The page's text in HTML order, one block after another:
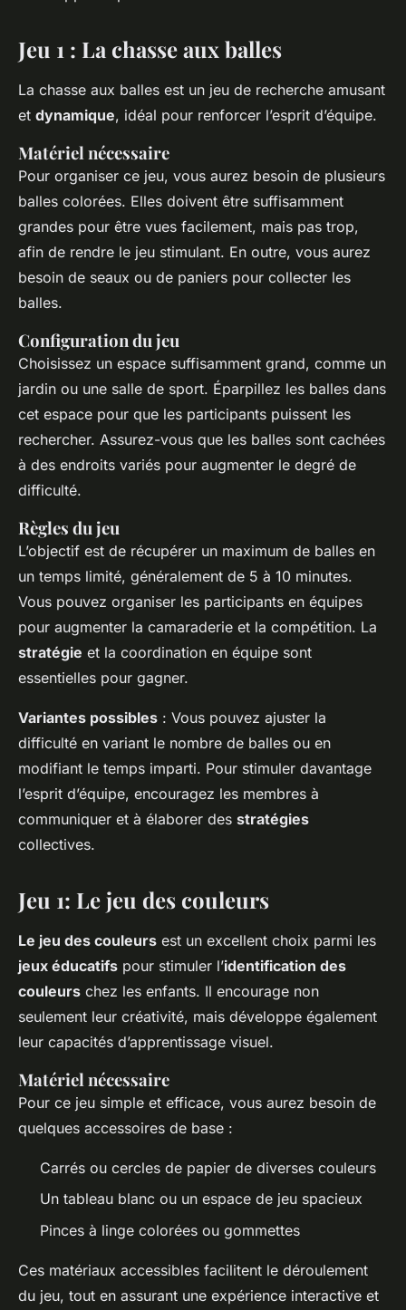
Jeu 1 : La chasse aux balles
La chasse aux balles est un jeu de recherche amusant
et dynamique, idéal pour renforcer l’esprit d’équipe.
Matériel nécessaire
Pour organiser ce jeu, vous aurez besoin de plusieurs
balles colorées. Elles doivent être suffisamment
grandes pour être vues facilement, mais pas trop,
afin de rendre le jeu stimulant. En outre, vous aurez
besoin de seaux ou de paniers pour collecter les
balles.
Configuration du jeu
Choisissez un espace suffisamment grand, comme un
jardin ou une salle de sport. Éparpillez les balles dans
cet espace pour que les participants puissent les
rechercher. Assurez-vous que les balles sont cachées
à des endroits variés pour augmenter le degré de
difficulté.
Règles du jeu
L’objectif est de récupérer un maximum de balles en
un temps limité, généralement de 5 à 10 minutes.
Vous pouvez organiser les participants en équipes
pour augmenter la camaraderie et la compétition. La
stratégie et la coordination en équipe sont
essentielles pour gagner.
Variantes possibles : Vous pouvez ajuster la
difficulté en variant le nombre de balles ou en
modifiant le temps imparti. Pour stimuler davantage
l’esprit d’équipe, encouragez les membres à
communiquer et à élaborer des stratégies
collectives.
Jeu 1: Le jeu des couleurs
Le jeu des couleurs est un excellent choix parmi les
jeux éducatifs pour stimuler l’identification des
couleurs chez les enfants. Il encourage non
seulement leur créativité, mais développe également
leur capacités d’apprentissage visuel.
Matériel nécessaire
Pour ce jeu simple et efficace, vous aurez besoin de
quelques accessoires de base :
Carrés ou cercles de papier de diverses couleurs
Un tableau blanc ou un espace de jeu spacieux
Pinces à linge colorées ou gommettes
Ces matériaux accessibles facilitent le déroulement
du jeu, tout en assurant une expérience interactive et